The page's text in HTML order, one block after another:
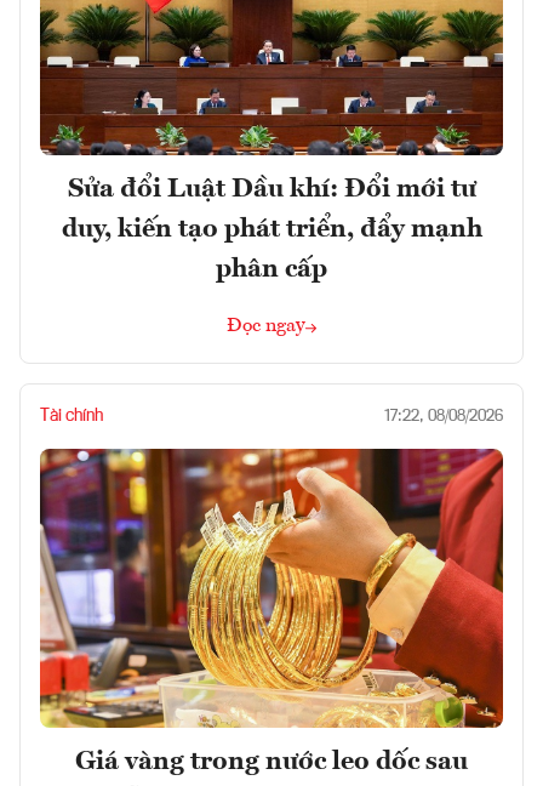
Sửa đổi Luật Dầu khí: Đổi mới tư
duy, kiến tạo phát triển, đẩy mạnh
phân cấp
Đọc ngay
Tài chính 17:22, 08/08/2026
Giá vàng trong nước leo dốc sau